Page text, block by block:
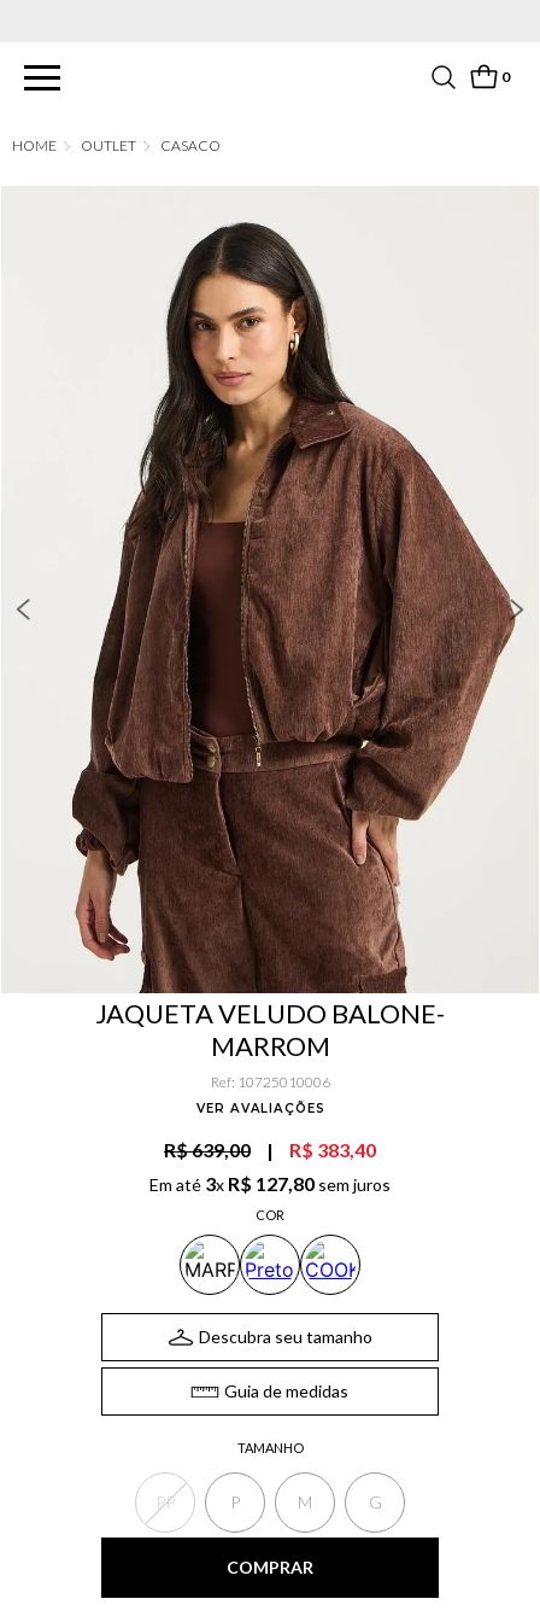
0
OUTLET CASACO
JAQUETA VELUDO BALONE-
MARROM
Ref: 10725010006
VER AVALIAÇÕES
R$ 639,00 | R$ 383,40
Em até 3x R$ 127 80 sem juros
COR
TAMANHO
PP P M G
Descubra seu tamanho
Guia de medidas
COMPRAR